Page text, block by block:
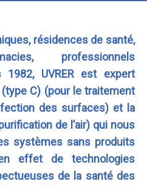
résidences de santé,
professionnels
1982, UVRER est expert
C) (pour le traitement
des surfaces) et la
de l’air) qui nous
systèmes sans produits
effet de technologies
de la santé des